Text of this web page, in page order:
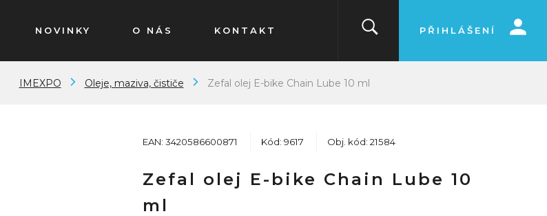
NOVINKY O NÁS KONTAKT PŘIHLÁŠENÍ
IMEXPO Oleje, maziva, čističe Zefal olej E-bike Chain Lube 10 ml
EAN: 3420586600871 Kód: 9617 Obj. kód: 21584
Zefal olej E-bike Chain Lube 10
ml